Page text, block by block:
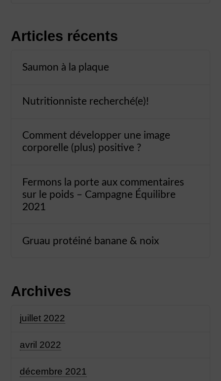
Articles récents
Saumon à la plaque
Nutritionniste recherché(e)!
Comment développer une image
corporelle (plus) positive ?
Fermons la porte aux commentaires
sur le poids – Campagne Équilibre
2021
Gruau protéiné banane & noix
Archives
juillet 2022
avril 2022
décembre 2021